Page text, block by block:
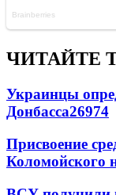
ЧИТАЙТЕ
Украинцы
Донбасса26974
Присвоение
Коломойского